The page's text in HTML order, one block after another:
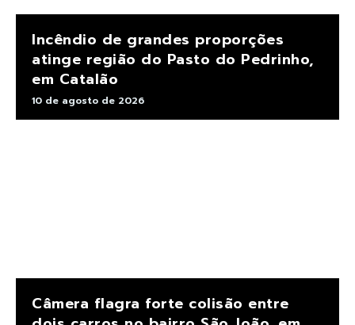
Incêndio de grandes proporções
atinge região do Pasto do Pedrinho,
em Catalão
10 de agosto de 2026
Câmera flagra forte colisão entre